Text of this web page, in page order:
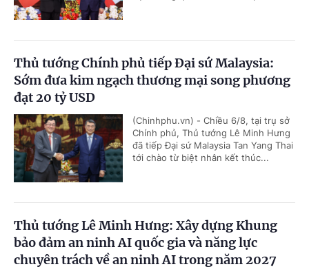
Thủ tướng Chính phủ tiếp Đại sứ Malaysia:
Sớm đưa kim ngạch thương mại song phương
đạt 20 tỷ USD
(Chinhphu.vn) - Chiều 6/8, tại trụ sở
Chính phủ, Thủ tướng Lê Minh Hưng
đã tiếp Đại sứ Malaysia Tan Yang Thai
tới chào từ biệt nhân kết thúc...
Thủ tướng Lê Minh Hưng: Xây dựng Khung
bảo đảm an ninh AI quốc gia và năng lực
chuyên trách về an ninh AI trong năm 2027